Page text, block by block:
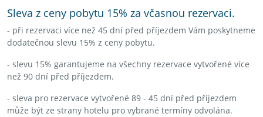
Sleva z ceny pobytu 15% za včasnou rezervaci.
- při rezervaci více než 45 dní před příjezdem Vám poskytneme
dodatečnou slevu 15% z ceny pobytu.
- slevu 15% garantujeme na všechny rezervace vytvořené více
než 90 dní před příjezdem.
- sleva pro rezervace vytvořené 89 - 45 dní před příjezdem
může být ze strany hotelu pro vybrané termíny odvolána.